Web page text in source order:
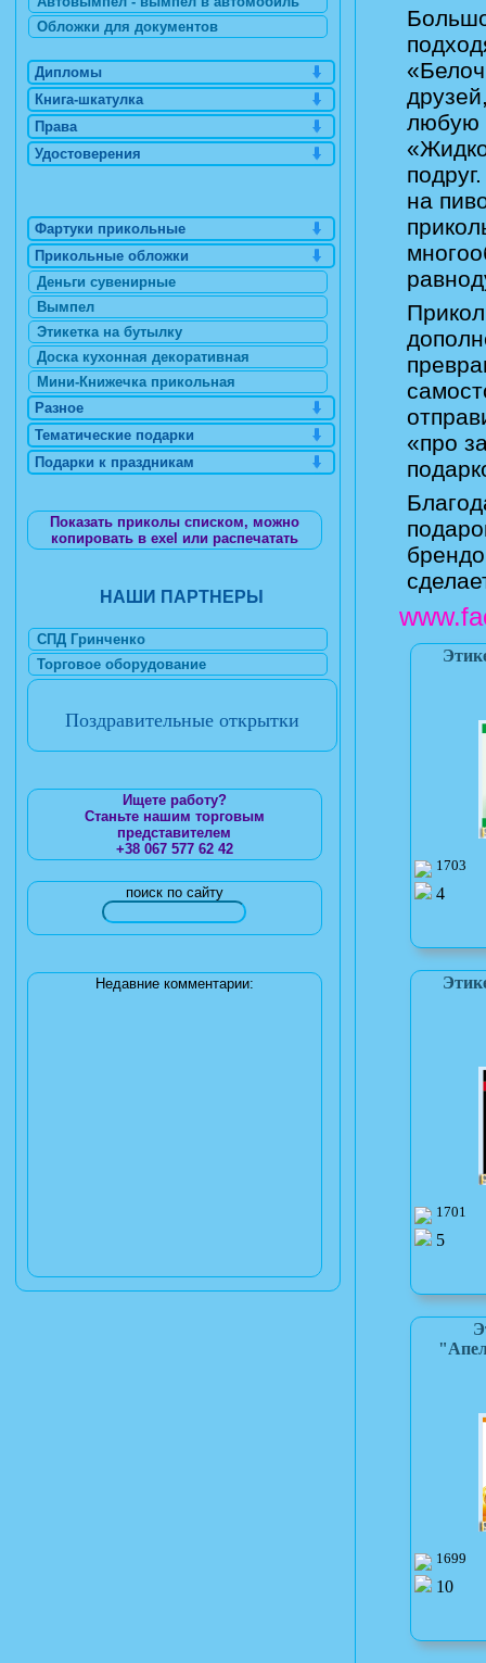
любую
на
«про
1703
4
1701
5
1699
10
Обложки для документов
Дипломы
Книга-шкатулка
Права
Удостоверения
Фартуки прикольные
Прикольные обложки
Деньги сувенирные
Вымпел
Этикетка на бутылку
Доска кухонная декоративная
Мини-Книжечка прикольная
Разное
Тематические подарки
Подарки к праздникам
Показать приколы списком, можно
копировать в exel или распечатать
НАШИ ПАРТНЕРЫ
СПД Гринченко
Торговое оборудование
Поздравительные открытки
Ищете работу?
Станьте нашим торговым
представителем
+38 067 577 62 42
поиск по сайту
Недавние комментарии: